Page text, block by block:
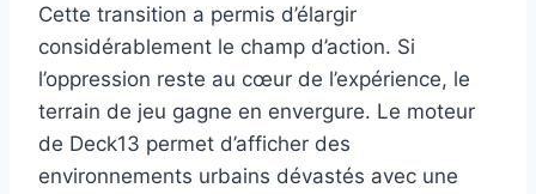
Cette transition a permis d’élargir
considérablement le champ d’action. Si
l’oppression reste au cœur de l’expérience, le
terrain de jeu gagne en envergure. Le moteur
de Deck13 permet d’afficher des
environnements urbains dévastés avec une